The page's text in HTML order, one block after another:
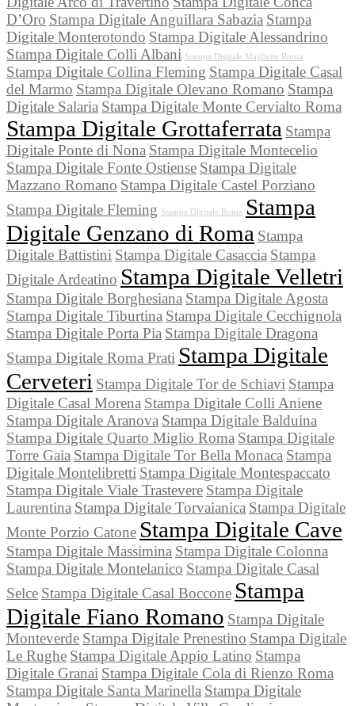
D’Oro Stampa Digitale Anguillara Sabazia Stampa
Digitale Monterotondo Stampa Digitale Alessandrino
Stampa Digitale Colli Albani Stampa Digitale Magliette Roma
Stampa Digitale Collina Fleming Stampa Digitale Casal
del Marmo Stampa Digitale Olevano Romano Stampa
Digitale Salaria Stampa Digitale Monte Cervialto Roma
Stampa Digitale Grottaferrata Stampa
Digitale Ponte di Nona Stampa Digitale Montecelio
Stampa Digitale Fonte Ostiense Stampa Digitale
Mazzano Romano Stampa Digitale Castel Porziano
Stampa Digitale Fleming Stampa Digitale Roma
Stampa
Digitale Genzano di Roma Stampa
Digitale Battistini Stampa Digitale Casaccia Stampa
Digitale Ardeatino Stampa Digitale Velletri
Stampa Digitale Borghesiana Stampa Digitale Agosta
Stampa Digitale Tiburtina Stampa Digitale Cecchignola
Stampa Digitale Porta Pia Stampa Digitale Dragona
Stampa Digitale Roma Prati Stampa Digitale
Cerveteri Stampa Digitale Tor de Schiavi Stampa
Digitale Casal Morena Stampa Digitale Colli Aniene
Stampa Digitale Aranova Stampa Digitale Balduina
Stampa Digitale Quarto Miglio Roma Stampa Digitale
Torre Gaia Stampa Digitale Tor Bella Monaca Stampa
Digitale Montelibretti Stampa Digitale Montespaccato
Stampa Digitale Viale Trastevere Stampa Digitale
Laurentina Stampa Digitale Torvaianica Stampa Digitale
Monte Porzio Catone Stampa Digitale Cave
Stampa Digitale Massimina Stampa Digitale Colonna
Stampa Digitale Montelanico Stampa Digitale Casal
Selce Stampa Digitale Casal Boccone Stampa
Digitale Fiano Romano Stampa Digitale
Monteverde Stampa Digitale Prenestino Stampa Digitale
Le Rughe Stampa Digitale Appio Latino Stampa
Digitale Granai Stampa Digitale Cola di Rienzo Roma
Stampa Digitale Santa Marinella Stampa Digitale